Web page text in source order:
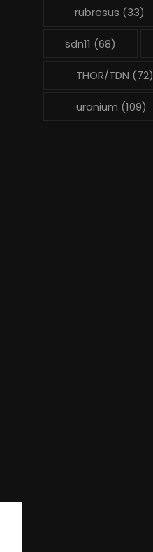
rubresus (33)
sdn11 (68)
THOR/TDN (72)
uranium (109)